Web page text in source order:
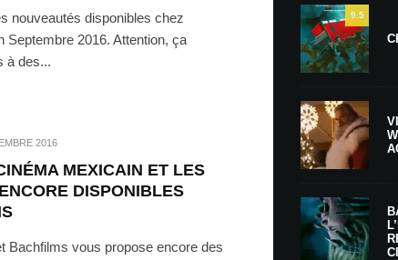
nouveautés disponibles chez
Septembre 2016. Attention, ça
à des...
2016
MEXICAIN ET LES
DISPONIBLES
Bachfilms vous propose encore des
9.5